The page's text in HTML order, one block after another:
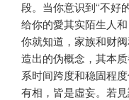
段。当你意识到“不好
给你的愛其实陌生人
你就知道，家族和财
造出的伪概念，其本
系时间跨度和稳固程
有相，皆是虛妄。若